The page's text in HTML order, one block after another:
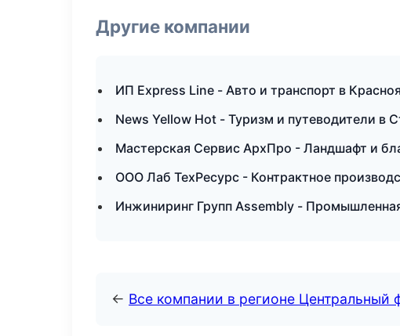
Другие компании
ИП Express Line - Авто и транспорт в
News Yellow Hot - Туризм и путеводители в
Мастерская Сервис АрхПро - Ландшафт и
ООО Лаб ТехРесурс - Контрактное
Инжиниринг Групп Assembly -
← Все компании в регионе Центральный